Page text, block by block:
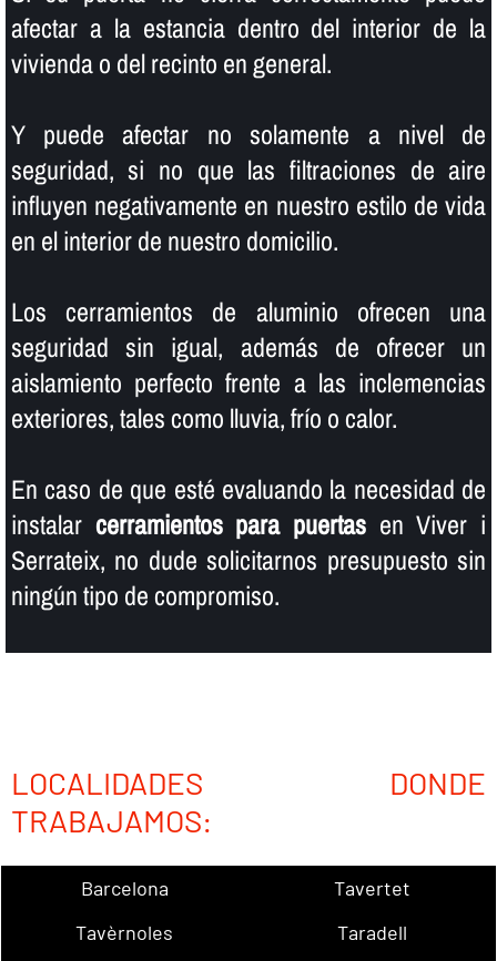
afectar a la estancia dentro del interior de la
vivienda o del recinto en general.
Y puede afectar no solamente a nivel de
seguridad, si no que las filtraciones de aire
influyen negativamente en nuestro estilo de vida
en el interior de nuestro domicilio.
Los cerramientos de aluminio ofrecen una
seguridad sin igual, además de ofrecer un
aislamiento perfecto frente a las inclemencias
exteriores, tales como lluvia, frí­o o calor.
En caso de que esté evaluando la necesidad de
instalar cerramientos para puertas en Viver i
Serrateix, no dude solicitarnos presupuesto sin
ningún tipo de compromiso.
LOCALIDADES DONDE
TRABAJAMOS:
Barcelona
Tavertet
Tavèrnoles
Taradell